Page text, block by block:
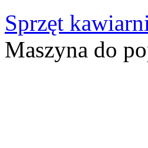
Sprzęt
Maszyna do